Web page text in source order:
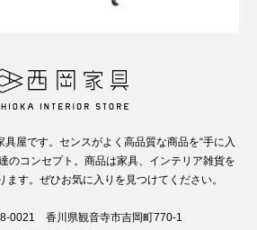
屋です。センスがよく高品質な商品を“手に入
のコンセプト。商品は家具、インテリア雑貨を
ます。ぜひお気に入りを見つけてください。
0021 香川県観音寺市吉岡町770-1